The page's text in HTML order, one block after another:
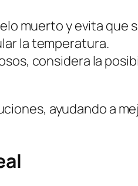
muerto y evita que
la temperatura.
considera la
ayudando a